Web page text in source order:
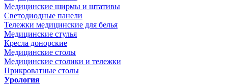
Медицинские ширмы и штативы
Светодиодные панели
Тележки медицинские для белья
Медицинские стулья
Кресла донорские
Медицинские столы
Медицинские столики и тележки
Прикроватные столы
Урология